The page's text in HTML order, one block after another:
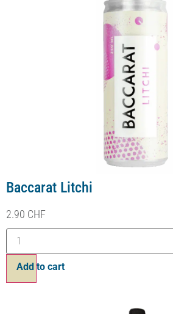
Baccarat Brut Blanc de Blancs
15.90CHF
Ajouter au panier
20%